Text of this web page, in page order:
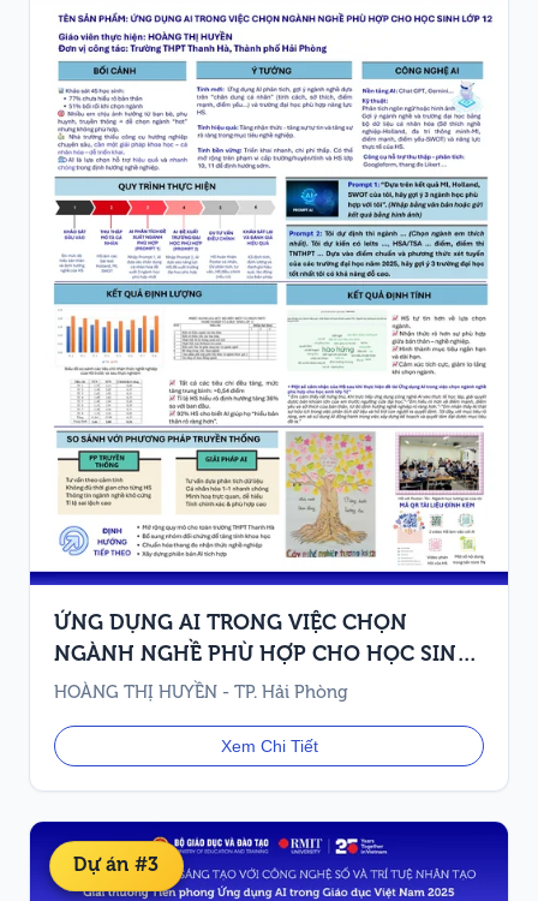
ỨNG DỤNG AI TRONG VIỆC CHỌN
NGÀNH NGHỀ PHÙ HỢP CHO HỌC SINH
LỚP 12
HOÀNG THỊ HUYỀN - TP. Hải Phòng
Xem Chi Tiết
Dự án #3